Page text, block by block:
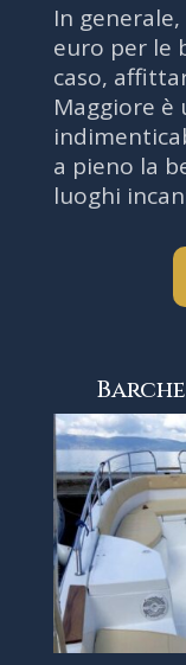
In
euro per le
caso,
Maggiore è
a pieno la
luoghi